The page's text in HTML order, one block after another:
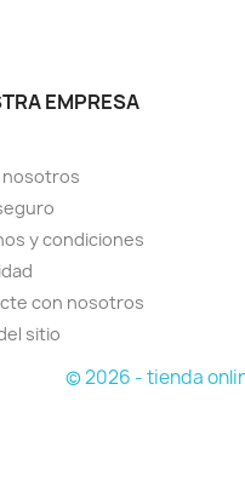
EMPRESA
y condiciones
con nosotros
sitio
© 2026 - tienda